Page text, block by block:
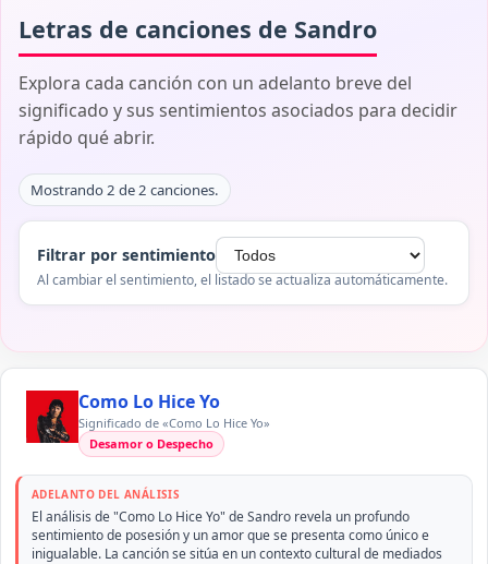
Letras de canciones de Sandro
Explora cada canción con un adelanto breve del
significado y sus sentimientos asociados para decidir
rápido qué abrir.
Mostrando 2 de 2 canciones.
Filtrar por sentimiento
Al cambiar el sentimiento, el listado se actualiza automáticamente.
Como Lo Hice Yo
Significado de «Como Lo Hice Yo»
Desamor o Despecho
ADELANTO DEL ANÁLISIS
El análisis de "Como Lo Hice Yo" de Sandro revela un profundo
sentimiento de posesión y un amor que se presenta como único e
inigualable. La canción se sitúa en un contexto cultural de mediados